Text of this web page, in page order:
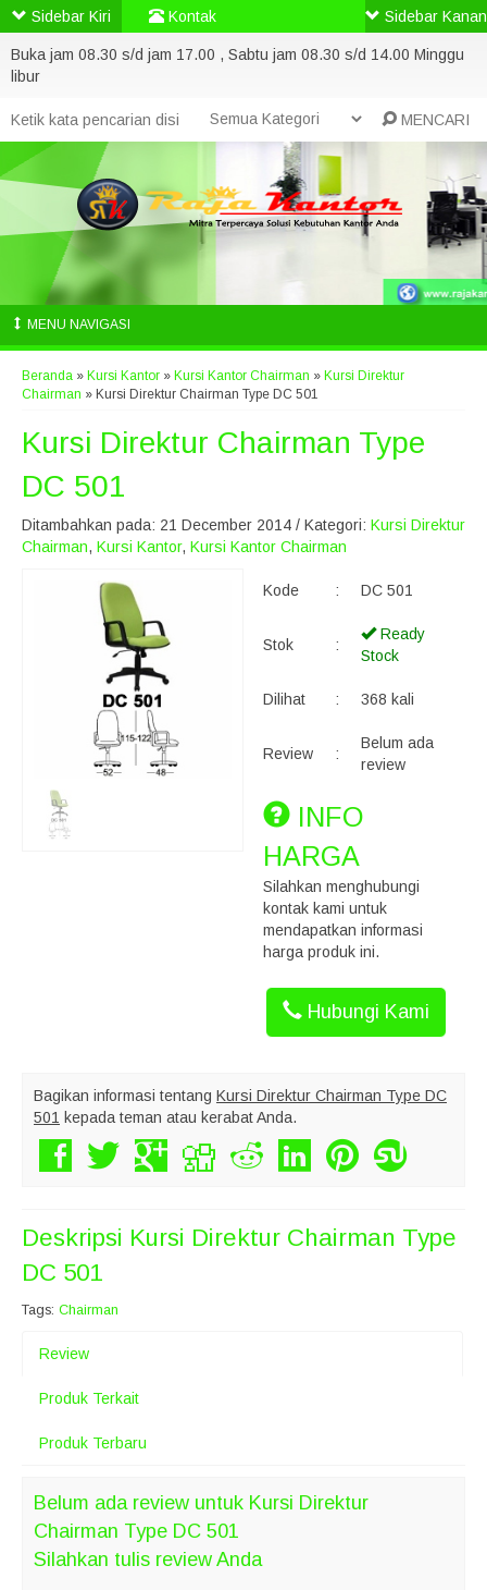
Buka jam 08.30 s/d jam 17.00 , Sabtu jam 08.30 s/d 14.00 Minggu
libur
MENCARI
MENU NAVIGASI
Beranda » Kursi Kantor » Kursi Kantor Chairman » Kursi Direktur
Chairman » Kursi Direktur Chairman Type DC 501
Kursi Direktur Chairman Type
DC 501
Ditambahkan pada: 21 December 2014 / Kategori: Kursi Direktur
Chairman, Kursi Kantor, Kursi Kantor Chairman
Kode : DC 501
Stok :
Ready
Stock
Dilihat : 368 kali
Review :
Belum ada
review
INFO
HARGA
Silahkan menghubungi
kontak kami untuk
mendapatkan informasi
harga produk ini.
Hubungi Kami
Bagikan informasi tentang Kursi Direktur Chairman Type DC
501 kepada teman atau kerabat Anda.
Deskripsi Kursi Direktur Chairman Type
DC 501
Tags: Chairman
Review
Produk Terkait
Produk Terbaru
Belum ada review untuk Kursi Direktur
Chairman Type DC 501
Silahkan tulis review Anda
Sidebar Kiri Kontak Sidebar Kanan